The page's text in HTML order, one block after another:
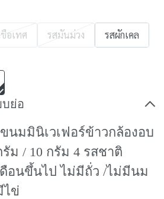
อเทศ รสมันม่วง รสผักเคล
ย่อ
ขนมมินิเวเฟอร์ข้าวกล้องอบ
ม / 10 กรัม 4 รสชาติ
ดือนขึ้นไป ไม่มีถั่ว /ไม่มีนม
ไข่